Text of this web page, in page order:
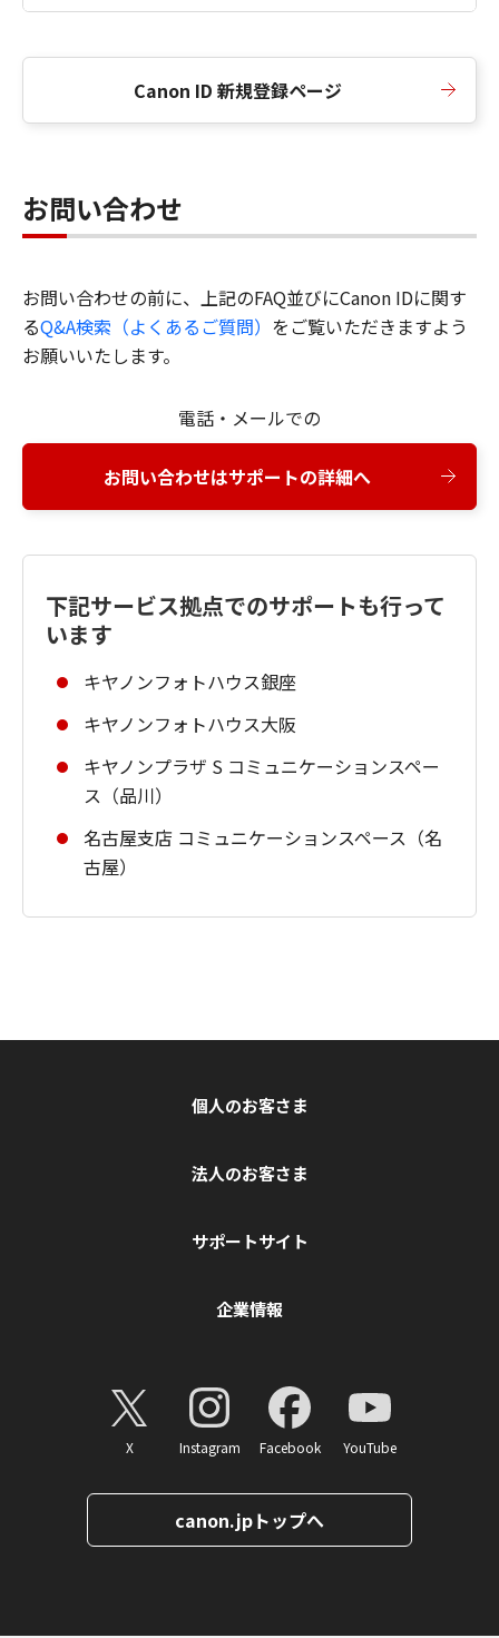
Canon ID 新規登録ページ
お問い合わせ
お問い合わせの前に、上記のFAQ並びにCanon IDに関す
るQ&A検索（よくあるご質問） をご覧いただきますよう
お願いいたします。
電話・メールでの
お問い合わせはサポートの詳細へ
下記サービス拠点でのサポートも行って
います
キヤノンフォトハウス銀座
キヤノンフォトハウス大阪
キヤノンプラザ S コミュニケーションスペー
ス（品川）
名古屋支店 コミュニケーションスペース（名
古屋）
個人のお客さま
法人のお客さま
サポートサイト
企業情報
X Instagram Facebook YouTube
canon.jpトップへ